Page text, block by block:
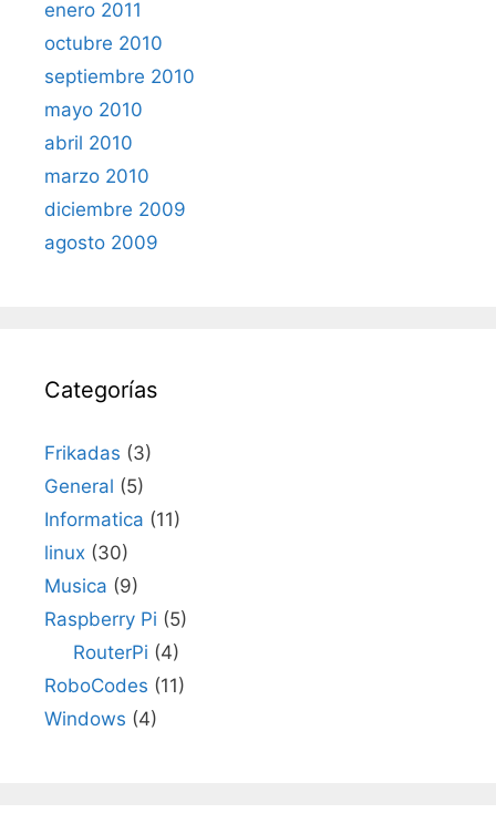
enero 2011
octubre 2010
septiembre 2010
mayo 2010
abril 2010
marzo 2010
diciembre 2009
agosto 2009
Categorías
Frikadas (3)
General (5)
Informatica (11)
linux (30)
Musica (9)
Raspberry Pi (5)
RouterPi (4)
RoboCodes (11)
Windows (4)